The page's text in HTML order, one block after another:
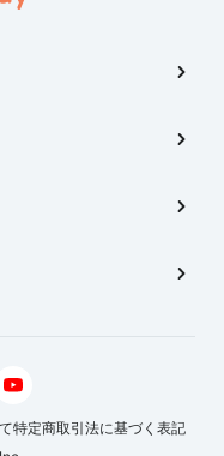
特定商取引法に基づく表記